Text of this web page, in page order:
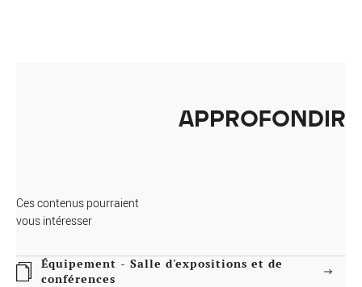
APPROFONDIR
Ces contenus pourraient
vous intéresser
Équipement - Salle d'expositions et de
conférences